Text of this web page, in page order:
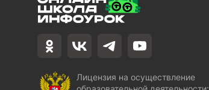
Лицензия на осуществление